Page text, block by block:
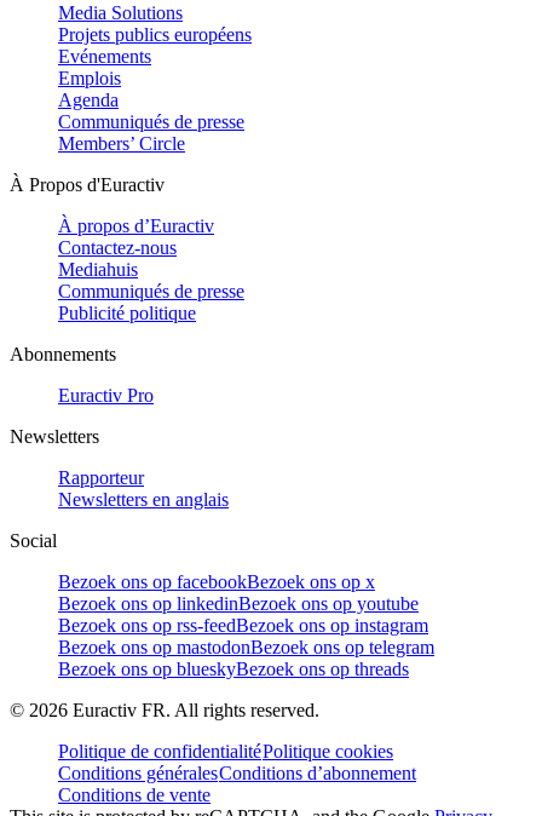
Media Solutions
Projets publics européens
Evénements
Emplois
Agenda
Communiqués de presse
Members’ Circle
À Propos d'Euractiv
À propos d’Euractiv
Contactez-nous
Mediahuis
Communiqués de presse
Publicité politique
Abonnements
Euractiv Pro
Newsletters
Rapporteur
Newsletters en anglais
Social
Bezoek ons op facebookBezoek ons op x
Bezoek ons op linkedinBezoek ons op youtube
Bezoek ons op rss-feedBezoek ons op instagram
Bezoek ons op mastodonBezoek ons op telegram
Bezoek ons op blueskyBezoek ons op threads
© 2026 Euractiv FR. All rights reserved.
Politique de confidentialitéPolitique cookies
Conditions généralesConditions d’abonnement
Conditions de vente